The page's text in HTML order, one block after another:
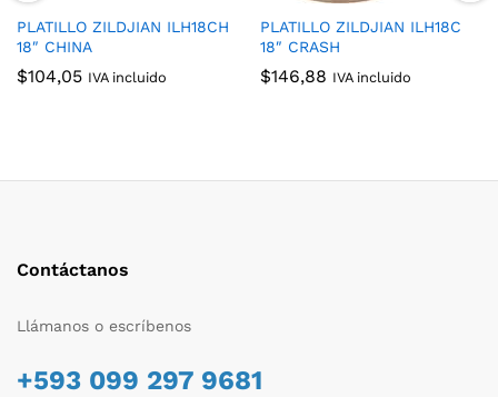
PLATILLO ZILDJIAN ILH18CH
18″ CHINA
$104,05 IVA incluido
PLATILLO ZILDJIAN ILH18C
18″ CRASH
$146,88 IVA incluido
Contáctanos
Llámanos o escríbenos
+593 099 297 9681